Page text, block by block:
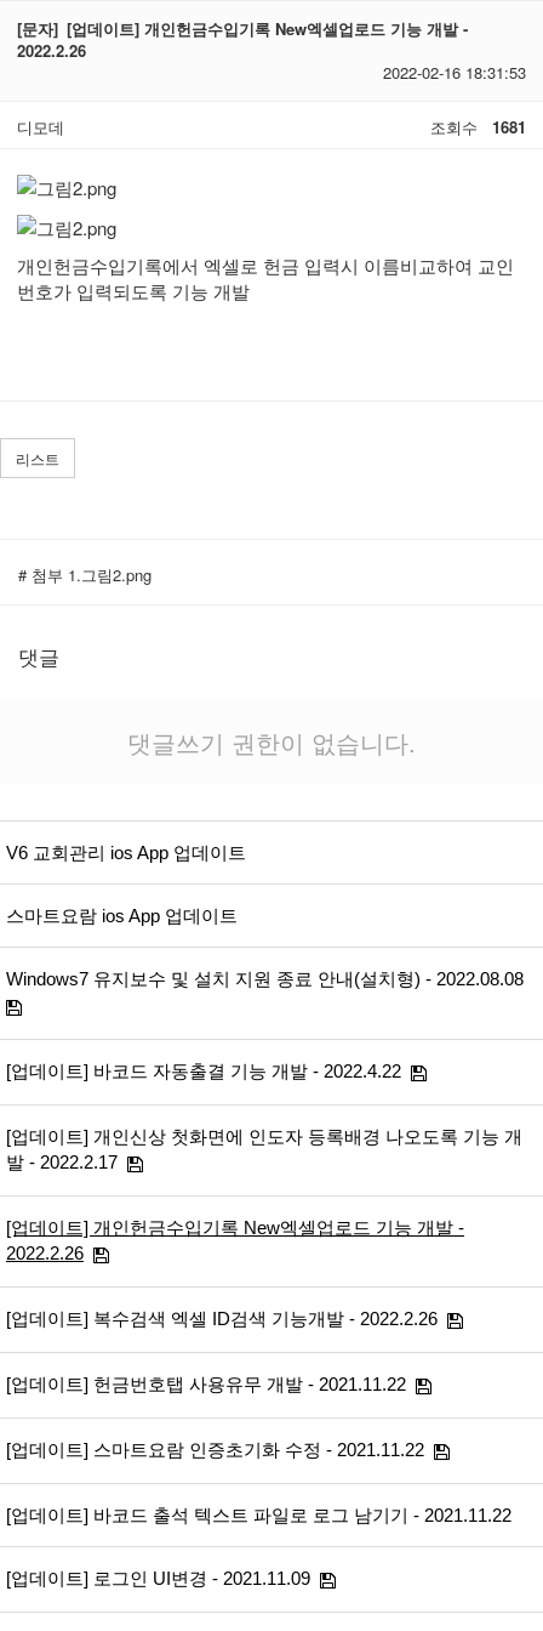
[문자] [업데이트] 개인헌금수입기록 New엑셀업로드 기능 개발 -
2022.2.26
2022-02-16 18:31:53
디모데 조회수 1681
개인헌금수입기록에서 엑셀로 헌금 입력시 이름비교하여 교인
번호가 입력되도록 기능 개발
리스트
# 첨부 1.그림2.png
댓글
댓글쓰기 권한이 없습니다.
V6 교회관리 ios App 업데이트
스마트요람 ios App 업데이트
Windows7 유지보수 및 설치 지원 종료 안내(설치형) - 2022.08.08
[업데이트] 바코드 자동출결 기능 개발 - 2022.4.22
[업데이트] 개인신상 첫화면에 인도자 등록배경 나오도록 기능 개
발 - 2022.2.17
[업데이트] 개인헌금수입기록 New엑셀업로드 기능 개발 -
2022.2.26
[업데이트] 복수검색 엑셀 ID검색 기능개발 - 2022.2.26
[업데이트] 헌금번호탭 사용유무 개발 - 2021.11.22
[업데이트] 스마트요람 인증초기화 수정 - 2021.11.22
[업데이트] 바코드 출석 텍스트 파일로 로그 남기기 - 2021.11.22
[업데이트] 로그인 UI변경 - 2021.11.09